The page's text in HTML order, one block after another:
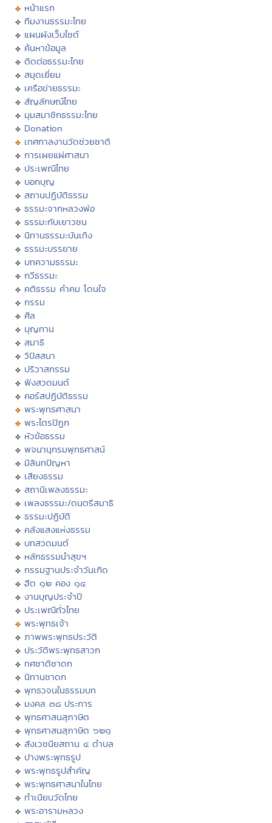
หน้าแรก
ทีมงานธรรมะไทย
แผนผังเว็บไซต์
ค้นหาข้อมูล
ติดต่อธรรมะไทย
สมุดเยี่ยม
เครือข่ายธรรมะ
สัญลักษณ์ไทย
มุมสมาชิกธรรมะไทย
Donation
เทศกาลงานวัดช่วยชาติ
การเผยแผ่ศาสนา
ประเพณีไทย
บอกบุญ
สถานปฏิบัติธรรม
ธรรมะจากหลวงพ่อ
ธรรมะกับเยาวชน
นิทานธรรมะบันเทิง
ธรรมะบรรยาย
บทความธรรมะ
กวีธรรมะ
คติธรรม คำคม โดนใจ
กรรม
ศีล
บุญทาน
สมาธิ
วิปัสสนา
ปริวาสกรรม
ฟังสวดมนต์
คอร์สปฏิบัติธรรม
พระพุทธศาสนา
พระไตรปิฏก
หัวข้อธรรม
พจนานุกรมพุทธศาสน์
มิลินทปัญหา
เสียงธรรม
สถานีเพลงธรรมะ
เพลงธรรมะ/ดนตรีสมาธิ
ธรรมะปฏิบัติ
คลังแสงแห่งธรรม
บทสวดมนต์
หลักธรรมนำสุขฯ
กรรมฐานประจำวันเกิด
ฮีต ๑๒ คอง ๑๔
งานบุญประจำปี
ประเพณีทั่วไทย
พระพุทธเจ้า
ภาพพระพุทธประวัติ
ประวัติพระพุทธสาวก
ทศชาติชาดก
นิทานชาดก
พุทธวจนในธรรมบท
มงคล ๓๘ ประการ
พุทธศาสนสุภาษิต
พุทธศาสนสุภาษิต ๖๒๑
สังเวชนียสถาน ๔ ตำบล
ปางพระพุทธรูป
พระพุทธรูปสำคัญ
พระพุทธศาสนาในไทย
ทำเนียบวัดไทย
พระอารามหลวง